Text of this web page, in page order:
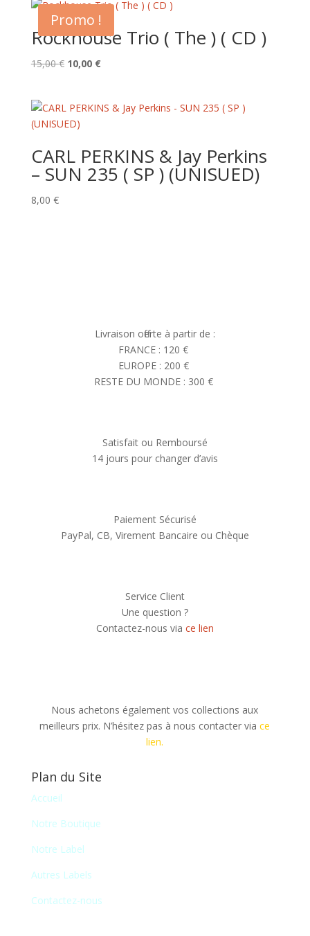
était :
15,00 €.
est :
10,00 €.
Promo !
Rockhouse Trio ( The ) ( CD )
15,00€ Le
était :
15,00 €.
10,00 €Le
est :
CARL PERKINS & Jay Perkins
– SUN 235 ( SP ) (UNISUED)
8,00 €
Livraison offerte à partir de :
FRANCE : 120 €
EUROPE : 200 €
RESTE DU MONDE : 300 €
Satisfait ou Remboursé
14 jours pour changer d’avis
Paiement Sécurisé
PayPal, CB, Virement Bancaire ou Chèque
Service Client
Une question ?
Contactez-nous via ce lien
Nous achetons également vos collections aux
meilleurs prix. N’hésitez pas à nous contacter viace
lien.
Plan du Site
Accueil
Notre Boutique
Notre Label
Autres Labels
Contactez-nous